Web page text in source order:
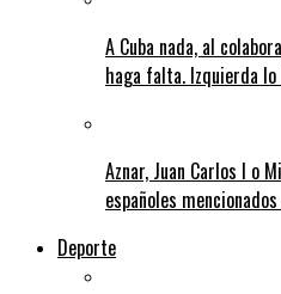
A Cuba nada, al
haga falta. Izquierda
Aznar, Juan Carlos I o
españoles
Deporte